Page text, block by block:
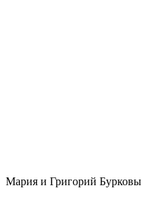
Мария и Григорий Бурковы